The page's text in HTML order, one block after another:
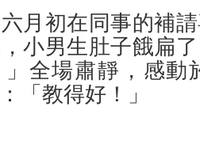
月初在同事的補
小男生肚子餓扁
」全場肅靜，感
「教得好！」